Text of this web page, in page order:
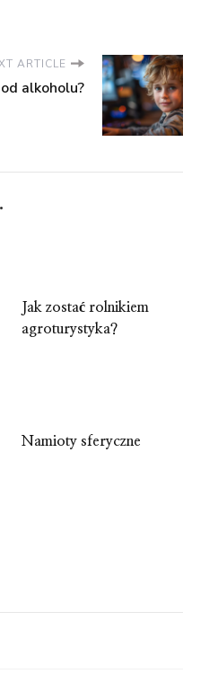
ARTICLE
alkoholu?
Jak zostać rolnikiem
agroturystyka?
Namioty sferyczne